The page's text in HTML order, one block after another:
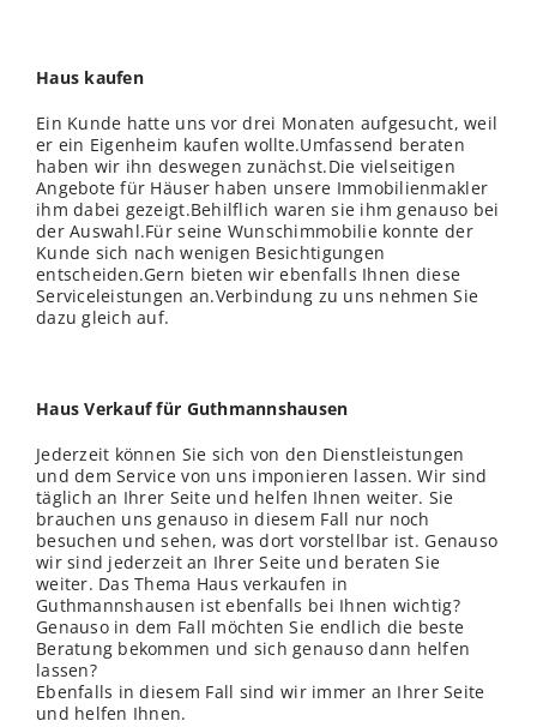
Haus kaufen
Ein Kunde hatte uns vor drei Monaten aufgesucht, weil
er ein Eigenheim kaufen wollte.Umfassend beraten
haben wir ihn deswegen zunächst.Die vielseitigen
Angebote für Häuser haben unsere Immobilienmakler
ihm dabei gezeigt.Behilflich waren sie ihm genauso bei
der Auswahl.Für seine Wunschimmobilie konnte der
Kunde sich nach wenigen Besichtigungen
entscheiden.Gern bieten wir ebenfalls Ihnen diese
Serviceleistungen an.Verbindung zu uns nehmen Sie
dazu gleich auf.
Haus Verkauf für Guthmannshausen
Jederzeit können Sie sich von den Dienstleistungen
und dem Service von uns imponieren lassen. Wir sind
täglich an Ihrer Seite und helfen Ihnen weiter. Sie
brauchen uns genauso in diesem Fall nur noch
besuchen und sehen, was dort vorstellbar ist. Genauso
wir sind jederzeit an Ihrer Seite und beraten Sie
weiter. Das Thema Haus verkaufen in
Guthmannshausen ist ebenfalls bei Ihnen wichtig?
Genauso in dem Fall möchten Sie endlich die beste
Beratung bekommen und sich genauso dann helfen
lassen?
Ebenfalls in diesem Fall sind wir immer an Ihrer Seite
und helfen Ihnen.